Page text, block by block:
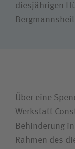
diesjährigen
Bergmannsheil
Über eine
Werkstatt
Behinderung
Rahmen des